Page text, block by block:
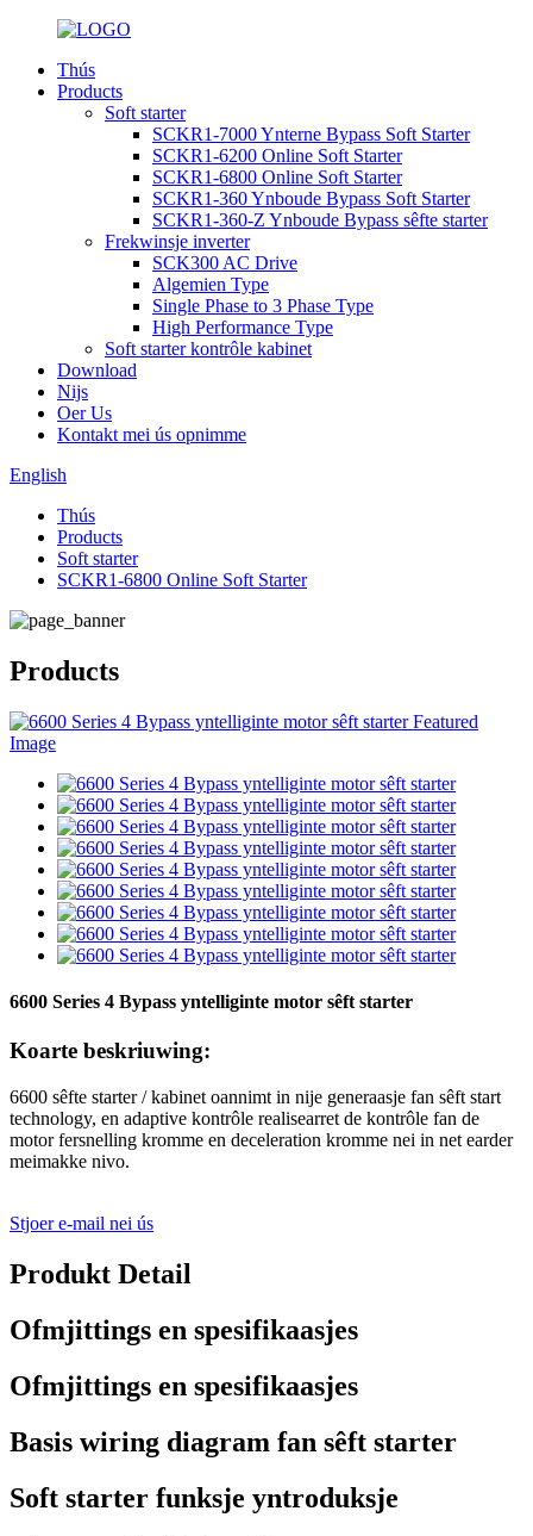
Thús
Products
Soft starter
SCKR1-7000 Ynterne Bypass Soft Starter
SCKR1-6200 Online Soft Starter
SCKR1-6800 Online Soft Starter
SCKR1-360 Ynboude Bypass Soft Starter
SCKR1-360-Z Ynboude Bypass sêfte starter
Frekwinsje inverter
SCK300 AC Drive
Algemien Type
Single Phase to 3 Phase Type
High Performance Type
Soft starter kontrôle kabinet
Download
Nijs
Oer Us
Kontakt mei ús opnimme
English
Thús
Products
Soft starter
SCKR1-6800 Online Soft Starter
Products
6600 Series 4 Bypass yntelliginte motor sêft starter
Koarte beskriuwing:
6600 sêfte starter / kabinet oannimt in nije generaasje fan sêft start
technology, en adaptive kontrôle realisearret de kontrôle fan de
motor fersnelling kromme en deceleration kromme nei in net earder
meimakke nivo.
Stjoer e-mail nei ús
Produkt Detail
Ofmjittings en spesifikaasjes
Ofmjittings en spesifikaasjes
Basis wiring diagram fan sêft starter
Soft starter funksje yntroduksje